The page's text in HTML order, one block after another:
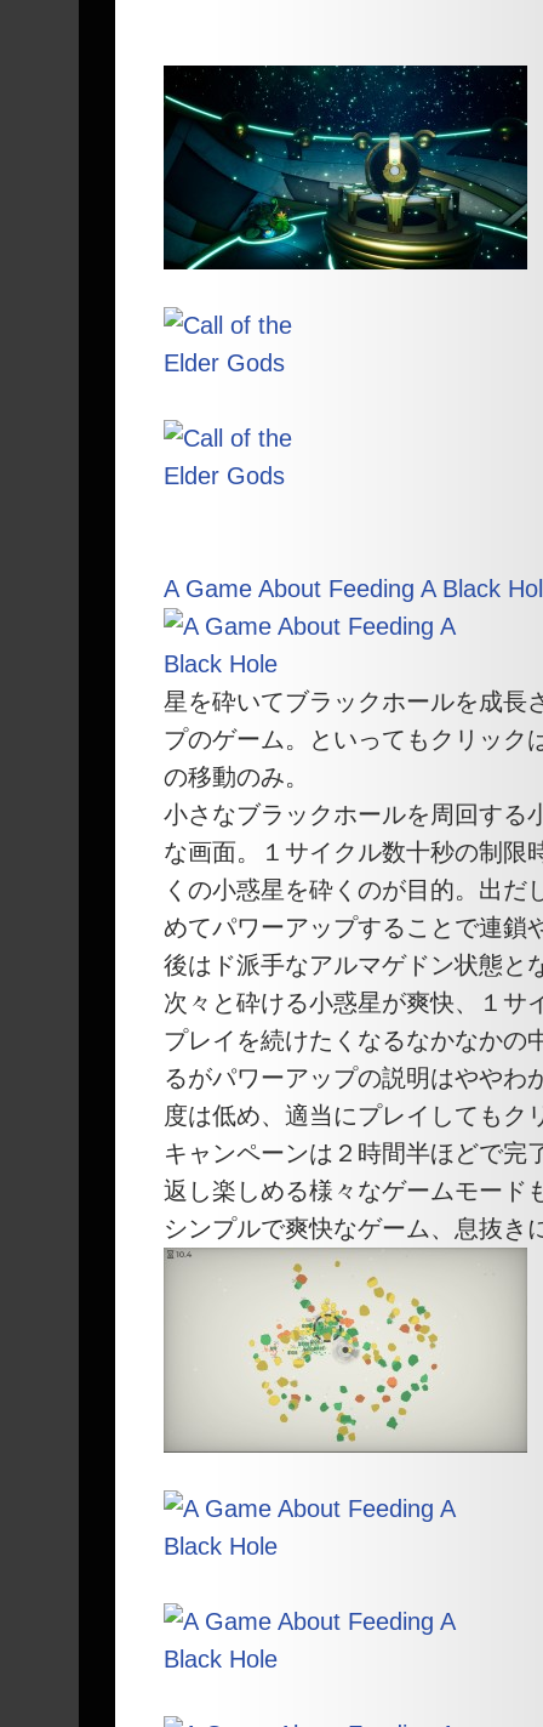
A Game About Feeding A Black
星を砕いてブラックホールを成長
プのゲーム。といってもクリック
の移動のみ。
小さなブラックホールを周回する
な画面。１サイクル数十秒の制限
くの小惑星を砕くのが目的。出だ
めてパワーアップすることで連鎖
後はド派手なアルマゲドン状態と
次々と砕ける小惑星が爽快、１サ
プレイを続けたくなるなかなかの
るがパワーアップの説明はややわ
度は低め、適当にプレイしてもク
キャンペーンは２時間半ほどで完
返し楽しめる様々なゲームモード
シンプルで爽快なゲーム、息抜き